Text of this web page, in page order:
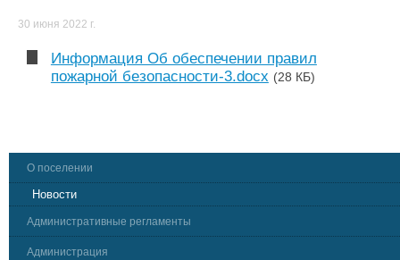
30 июня 2022 г.
Информация Об обеспечении правил
пожарной безопасности-3.docx (28 КБ)
О поселении
Новости
Административные регламенты
Администрация